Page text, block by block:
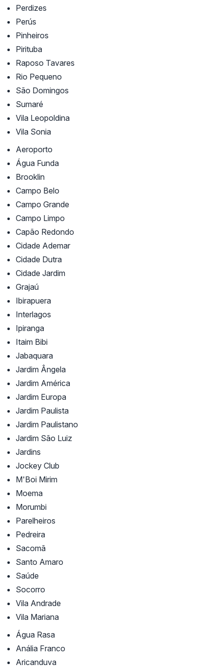
Perdizes
Perús
Pinheiros
Pirituba
Raposo Tavares
Rio Pequeno
São Domingos
Sumaré
Vila Leopoldina
Vila Sonia
Aeroporto
Água Funda
Brooklin
Campo Belo
Campo Grande
Campo Limpo
Capão Redondo
Cidade Ademar
Cidade Dutra
Cidade Jardim
Grajaú
Ibirapuera
Interlagos
Ipiranga
Itaim Bibi
Jabaquara
Jardim Ângela
Jardim América
Jardim Europa
Jardim Paulista
Jardim Paulistano
Jardim São Luiz
Jardins
Jockey Club
M'Boi Mirim
Moema
Morumbi
Parelheiros
Pedreira
Sacomã
Santo Amaro
Saúde
Socorro
Vila Andrade
Vila Mariana
Água Rasa
Anália Franco
Aricanduva